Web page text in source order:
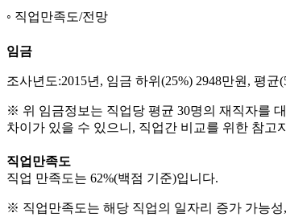
직업만족도/전망
임금
조사년도:2015년, 임금 하위(25%) 2948만원, 평균
※ 위 임금정보는 직업당 평균 30명의 재직자를
차이가 있을 수 있으니, 직업간 비교를 위한 참고
직업만족도
직업 만족도는 62%(백점 기준)입니다.
※ 직업만족도는 해당 직업의 일자리 증가 가능